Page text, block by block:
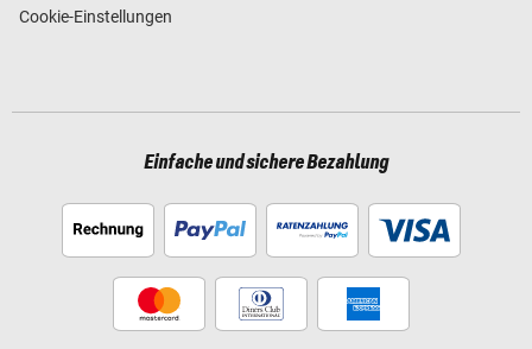
Cookie-Einstellungen
Einfache und sichere Bezahlung